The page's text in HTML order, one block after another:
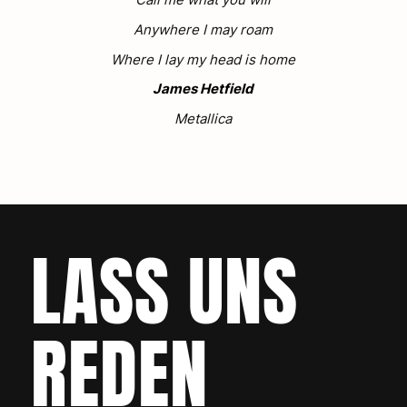
Anywhere I may roam
Where I lay my head is home
James Hetfield
Metallica
LASS UNS
REDEN